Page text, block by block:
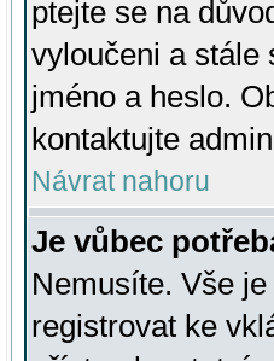
ptejte se na
vyloučeni a stále
jméno a heslo.
kontaktujte
Návrat nahoru
Je vůbec
Nemusíte. Vše
registrovat ke